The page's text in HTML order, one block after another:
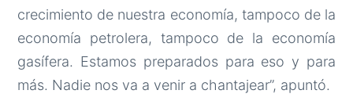
crecimiento de nuestra economía, tampoco de la
economía petrolera, tampoco de la economía
gasífera. Estamos preparados para eso y para
más. Nadie nos va a venir a chantajear”, apuntó.